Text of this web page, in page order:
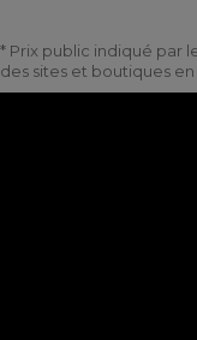
* Prix public indiqué par
des sites et boutiques